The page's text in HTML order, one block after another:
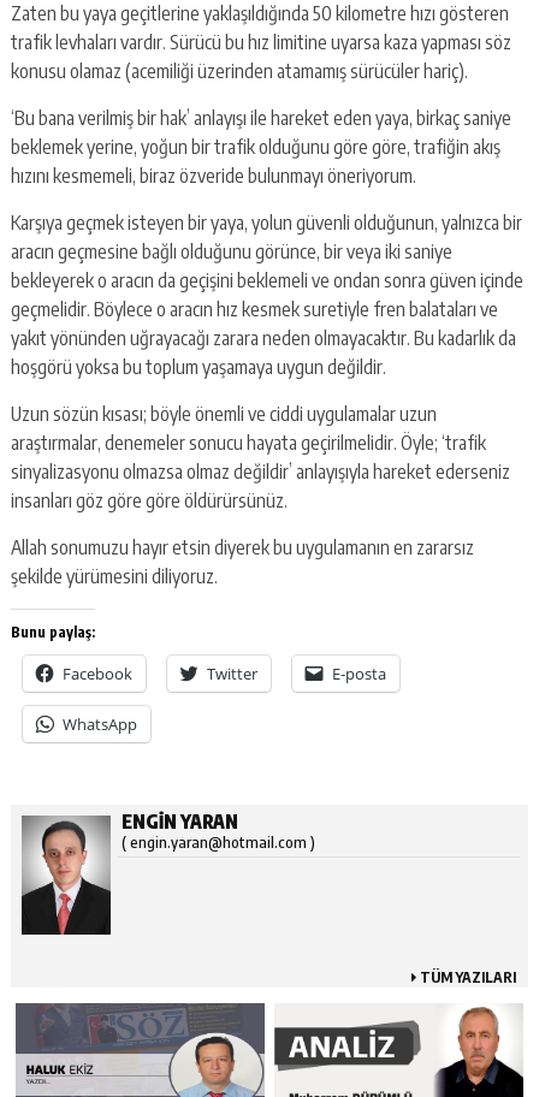
Zaten bu yaya geçitlerine yaklaşıldığında 50 kilometre hızı gösteren
trafik levhaları vardır. Sürücü bu hız limitine uyarsa kaza yapması söz
konusu olamaz (acemiliği üzerinden atamamış sürücüler hariç).
‘Bu bana verilmiş bir hak’ anlayışı ile hareket eden yaya, birkaç saniye
beklemek yerine, yoğun bir trafik olduğunu göre göre, trafiğin akış
hızını kesmemeli, biraz özveride bulunmayı öneriyorum.
Karşıya geçmek isteyen bir yaya, yolun güvenli olduğunun, yalnızca bir
aracın geçmesine bağlı olduğunu görünce, bir veya iki saniye
bekleyerek o aracın da geçişini beklemeli ve ondan sonra güven içinde
geçmelidir. Böylece o aracın hız kesmek suretiyle fren balataları ve
yakıt yönünden uğrayacağı zarara neden olmayacaktır. Bu kadarlık da
hoşgörü yoksa bu toplum yaşamaya uygun değildir.
Uzun sözün kısası; böyle önemli ve ciddi uygulamalar uzun
araştırmalar, denemeler sonucu hayata geçirilmelidir. Öyle; ‘trafik
sinyalizasyonu olmazsa olmaz değildir’ anlayışıyla hareket ederseniz
insanları göz göre göre öldürürsünüz.
Allah sonumuzu hayır etsin diyerek bu uygulamanın en zararsız
şekilde yürümesini diliyoruz.
Bunu paylaş:
Facebook Twitter E-posta
WhatsApp
ENGIN YARAN
( engin.yaran@hotmail.com )
TÜM YAZILARI